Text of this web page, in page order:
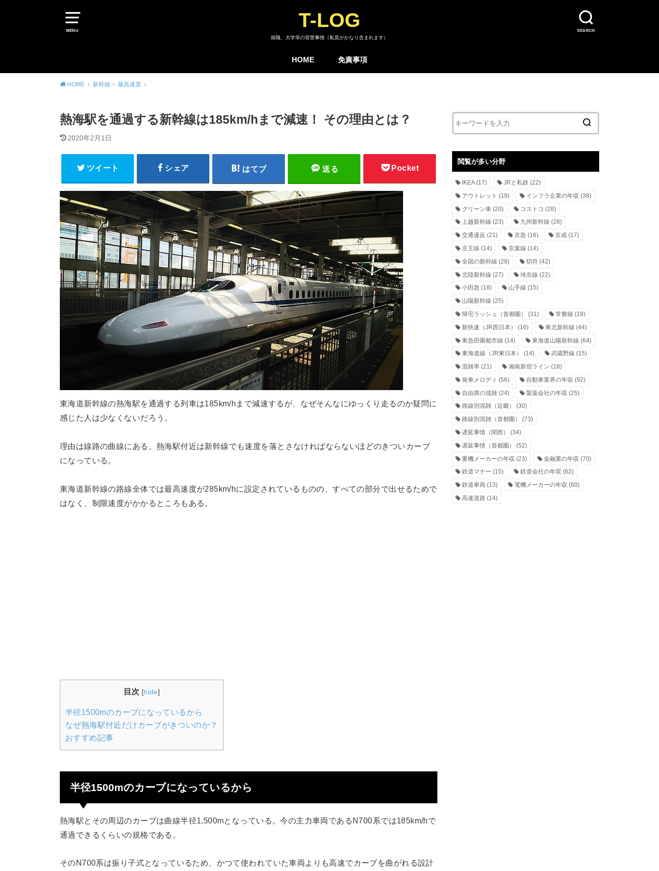
MENU SEARCH
T-LOG
就職、大学等の背景事情（私見がかなり含まれます）
HOME 免責事項
HOME 新幹線 最高速度
熱海駅を通過する新幹線は185km/hまで減速！ その理由とは？
2020年2月1日
ツイート シェア はてブ 送る Pocket
東海道新幹線の熱海駅を通過する列車は185km/hまで減速するが、なぜそんなにゆっくり走るのか疑問に
感じた人は少なくないだろう。
理由は線路の曲線にある。熱海駅付近は新幹線でも速度を落とさなければならないほどのきついカーブ
になっている。
東海道新幹線の路線全体では最高速度が285km/hに設定されているものの、すべての部分で出せるためで
はなく、制限速度がかかるところもある。
目次 [hide]
半径1500mのカーブになっているから
なぜ熱海駅付近だけカーブがきついのか？
おすすめ記事
半径1500mのカーブになっているから
熱海駅とその周辺のカーブは曲線半径1,500mとなっている。今の主力車両であるN700系では185km/hで
通過できるくらいの規格である。
そのN700系は振り子式となっているため、かつて使われていた車両よりも高速でカーブを曲がれる設計
閲覧が多い分野
IKEA(17) JRと私鉄 (22)
アウトレット (19) インフラ企業の年収 (38)
グリーン車 (20) コストコ (28)
上越新幹線 (23) 九州新幹線 (28)
交通違反 (21) 京急 (16) 京成(17)
京王線 (14) 京葉線 (14)
全国の新幹線 (28) 切符(42)
北陸新幹線 (27) 埼京線 (22)
小田急 (18) 山手線 (15)
山陽新幹線 (25)
帰宅ラッシュ（首都圏）
(31) 常磐線 (18)
新快速（JR西日本）
(16) 東北新幹線 (44)
東急田園都市線 (14) 東海道山陽新幹線 (64)
東海道線（JR東日本）
(14) 武蔵野線 (15)
混雑率 (21) 湘南新宿ライン (18)
発車メロディ (56) 自動車業界の年収 (92)
自由席の混雑 (24) 製薬会社の年収 (25)
路線別混雑（近畿）
(30)
路線別混雑（首都圏）
(73)
遅延事情（関西）
(34)
遅延事情（首都圏）
(52)
重機メーカーの年収 (23) 金融業の年収 (70)
鉄道マナー (15) 鉄道会社の年収 (62)
鉄道車両 (13) 電機メーカーの年収 (60)
高速道路 (14)